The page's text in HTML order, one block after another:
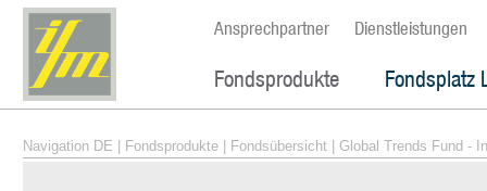
Ansprechpartner Dienstleistungen
Fondsprodukte Fondsplatz
Navigation DE Fondsprodukte Fondsübersicht | Global Trends Fund -